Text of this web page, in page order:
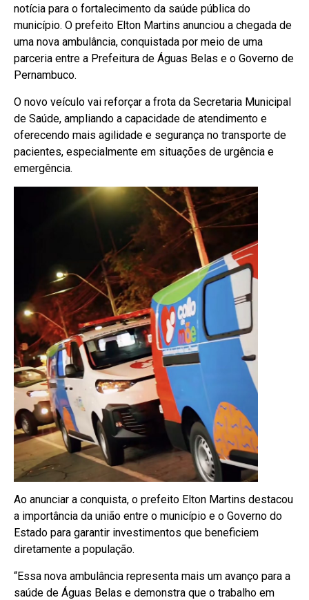
notícia para o fortalecimento da saúde pública do
município. O prefeito Elton Martins anunciou a chegada de
uma nova ambulância, conquistada por meio de uma
parceria entre a Prefeitura de Águas Belas e o Governo de
Pernambuco.
O novo veículo vai reforçar a frota da Secretaria Municipal
de Saúde, ampliando a capacidade de atendimento e
oferecendo mais agilidade e segurança no transporte de
pacientes, especialmente em situações de urgência e
emergência.
Ao anunciar a conquista, o prefeito Elton Martins destacou
a importância da união entre o município e o Governo do
Estado para garantir investimentos que beneficiem
diretamente a população.
“Essa nova ambulância representa mais um avanço para a
saúde de Águas Belas e demonstra que o trabalho em